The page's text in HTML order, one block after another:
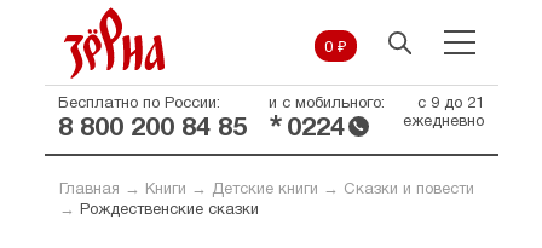
0 ₽
Бесплатно по России:
8 800 200 84 85
и с мобильного:
* 0224
с 9 до 21
ежедневно
Главная → Книги → Детские книги →
Сказки и повести
→
Рождественские сказки